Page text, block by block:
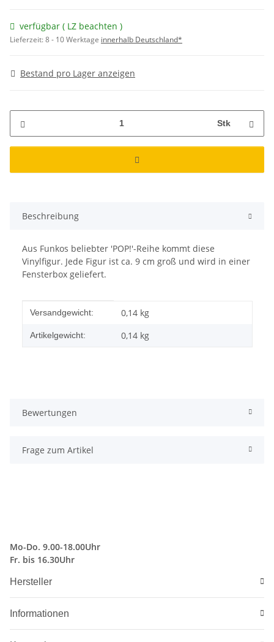
verfügbar ( LZ beachten )
Lieferzeit:8 - 10 Werktage innerhalb Deutschland*
Bestand pro Lager anzeigen
Stk
Beschreibung
Aus Funkos beliebter 'POP!'-Reihe kommt diese
Vinylfigur. Jede Figur ist ca. 9 cm groß und wird in einer
Fensterbox geliefert.
Produkteigenschaft
Wert
Versandgewicht: 0,14 kg
Artikelgewicht: 0,14 kg
Bewertungen
Frage zum Artikel
Mo-Do. 9.00-18.00Uhr
Fr. bis 16.30Uhr
Hersteller
Informationen